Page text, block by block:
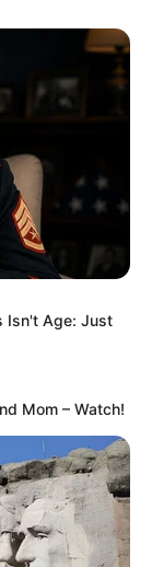
Isn't Age: Just
Mom – Watch!